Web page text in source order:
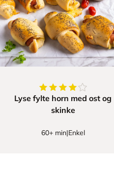
4.080645161290323
Lyse fylte horn med ost og
skinke
60+ min|Enkel